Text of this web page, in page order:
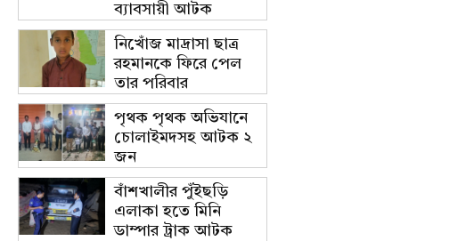
ব্যাবসায়ী আটক
নিখোঁজ মাদ্রাসা ছাত্র
রহমানকে ফিরে পেল
তার পরিবার
পৃথক পৃথক অভিযানে
চোলাইমদসহ আটক ২
জন
বাঁশখালীর পুঁইছড়ি
এলাকা হতে মিনি
ডাম্পার ট্রাক আটক